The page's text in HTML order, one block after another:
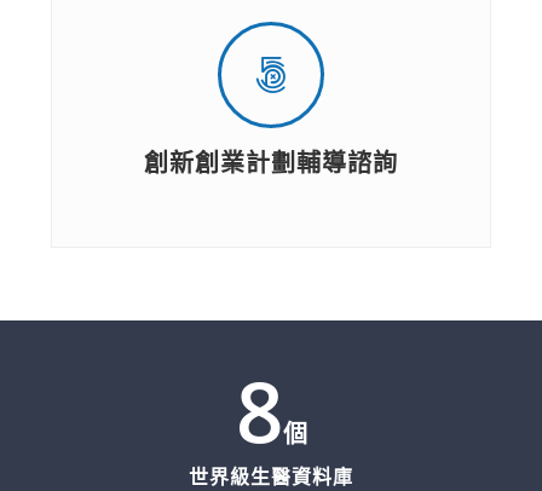
創新創業計劃輔導諮詢
8個
世界級生醫資料庫